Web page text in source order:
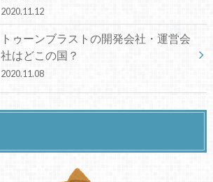
2020.11.12
トゥーンブラストの開発会社・運営会
社はどこの国？
2020.11.08